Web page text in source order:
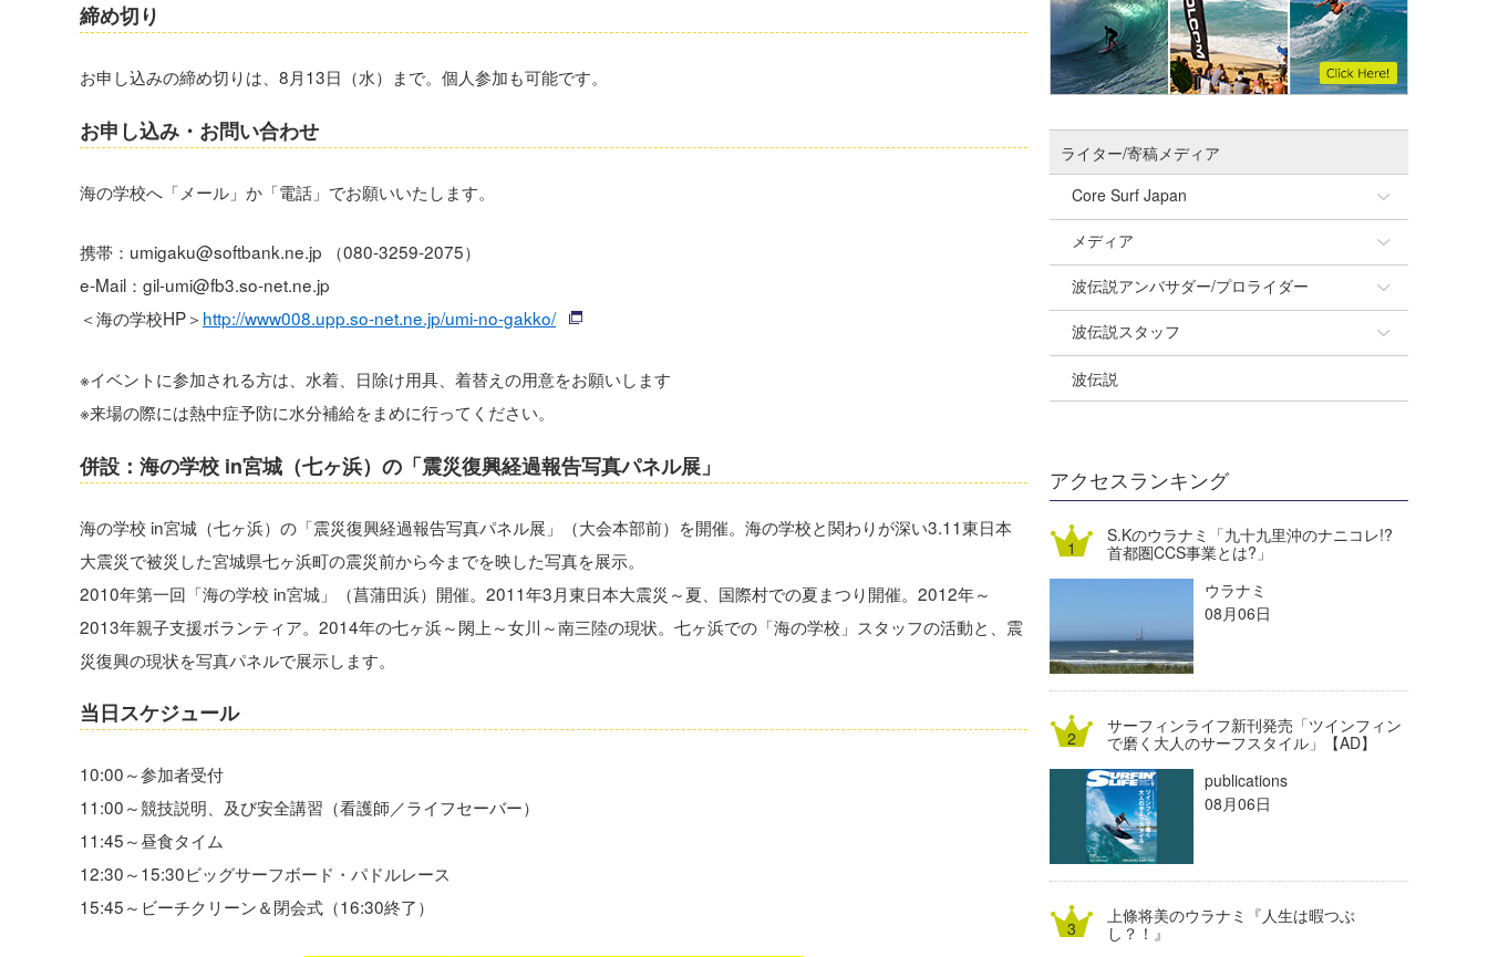
締め切り
お申し込みの締め切りは、8月13日（水）まで。個人参加も可能です。
お申し込み・お問い合わせ
海の学校へ「メール」か「電話」でお願いいたします。
携帯：umigaku@softbank.ne.jp （080-3259-2075）
e-Mail：gil-umi@fb3.so-net.ne.jp
＜海の学校HP＞ http://www008.upp.so-net.ne.jp/umi-no-gakko/
※イベントに参加される方は、水着、日除け用具、着替えの用意をお願いします
※来場の際には熱中症予防に水分補給をまめに行ってください。
併設：海の学校 in宮城（七ヶ浜）の「震災復興経過報告写真パネル展」
海の学校 in宮城（七ヶ浜）の「震災復興経過報告写真パネル展」（大会本部前）を開催。海の学校と関わりが深い3.11東日本
大震災で被災した宮城県七ヶ浜町の震災前から今までを映した写真を展示。
2010年第一回「海の学校 in宮城」（菖蒲田浜）開催。2011年3月東日本大震災～夏、国際村での夏まつり開催。2012年～
2013年親子支援ボランティア。2014年の七ヶ浜～閖上～女川～南三陸の現状。七ヶ浜での「海の学校」スタッフの活動と、震
災復興の現状を写真パネルで展示します。
当日スケジュール
10:00～参加者受付
11:00～競技説明、及び安全講習（看護師／ライフセーバー）
11:45～昼食タイム
12:30～15:30ビッグサーフボード・パドルレース
15:45～ビーチクリーン＆閉会式（16:30終了）
ライター/寄稿メディア
Core Surf Japan
Naoya Kimoto
mitsuteru Kamio
Yasunari Inoue
Yoshiyuki Obata
DELTA FORCE SURF
熊谷素子
メディア
SURFMEDIA
Colors MAGAZINE
WAVAL
波伝説アンバサダー/プロライダー
福島寿実子
中浦“JET”章
進士剛光
植村未来
大野”MAR”修聖
喜納海人
波伝説スタッフ
☆加藤
Aichan
ECE
H
KID
KOBU
KY
MIN
mitz
OYZ
波伝説
アクセスランキング
S.Kのウラナミ「九十九里沖のナニコレ!?
首都圏CCS事業とは?」
ウラナミ
08月06日
サーフィンライフ新刊発売「ツインフィン
で磨く大人のサーフスタイル」【AD】
publications
08月06日
上條将美のウラナミ『人生は暇つぶ
し？！』